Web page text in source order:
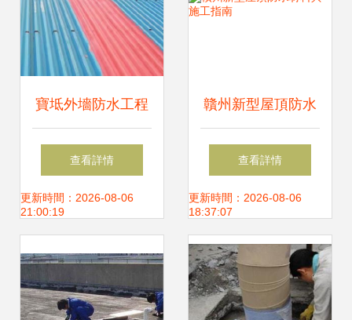
寶坻外墻防水工程
服務指南 專業施工
與可靠電話
查看詳情
更新時間：2026-08-06
21:00:19
贛州新型屋頂防水
材料與施工指南
查看詳情
更新時間：2026-08-06
18:37:07